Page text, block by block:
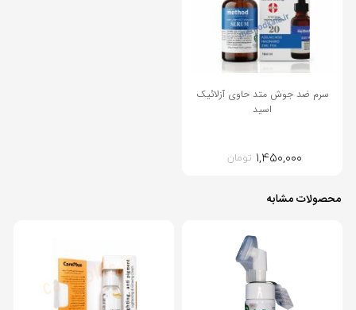
سرم ضد جوش متد حاوی آزلائیک
اسید
۱,۴۵۰,۰۰۰ تومان
محصولات مشابه